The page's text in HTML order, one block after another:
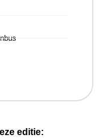
editie: